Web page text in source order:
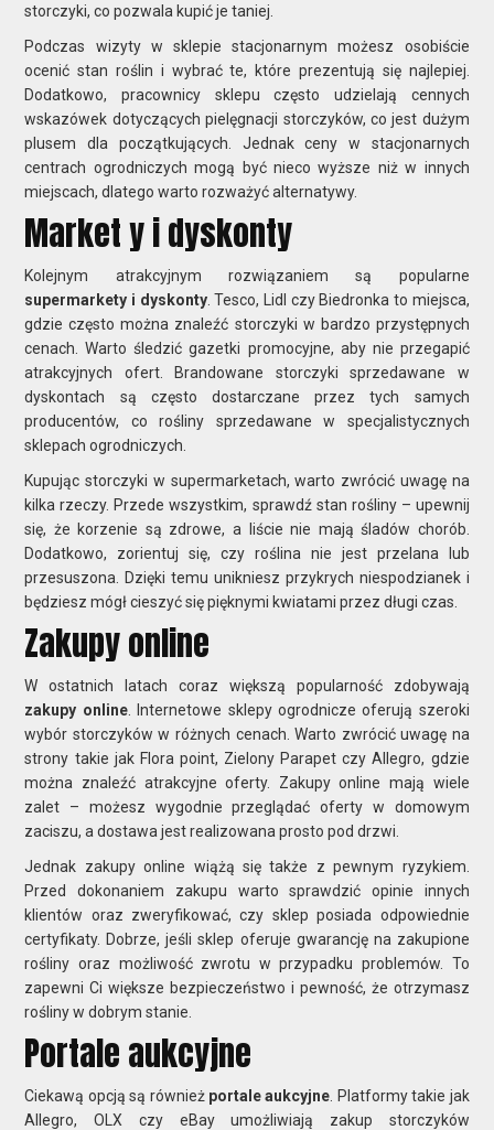
storczyki, co pozwala kupić je taniej.
Podczas wizyty w sklepie stacjonarnym możesz osobiście
ocenić stan roślin i wybrać te, które prezentują się najlepiej.
Dodatkowo, pracownicy sklepu często udzielają cennych
wskazówek dotyczących pielęgnacji storczyków, co jest dużym
plusem dla początkujących. Jednak ceny w stacjonarnych
centrach ogrodniczych mogą być nieco wyższe niż w innych
miejscach, dlatego warto rozważyć alternatywy.
Market y i dyskonty
Kolejnym atrakcyjnym rozwiązaniem są popularne
supermarkety i dyskonty. Tesco, Lidl czy Biedronka to miejsca,
gdzie często można znaleźć storczyki w bardzo przystępnych
cenach. Warto śledzić gazetki promocyjne, aby nie przegapić
atrakcyjnych ofert. Brandowane storczyki sprzedawane w
dyskontach są często dostarczane przez tych samych
producentów, co rośliny sprzedawane w specjalistycznych
sklepach ogrodniczych.
Kupując storczyki w supermarketach, warto zwrócić uwagę na
kilka rzeczy. Przede wszystkim, sprawdź stan rośliny – upewnij
się, że korzenie są zdrowe, a liście nie mają śladów chorób.
Dodatkowo, zorientuj się, czy roślina nie jest przelana lub
przesuszona. Dzięki temu unikniesz przykrych niespodzianek i
będziesz mógł cieszyć się pięknymi kwiatami przez długi czas.
Zakupy online
W ostatnich latach coraz większą popularność zdobywają
zakupy online. Internetowe sklepy ogrodnicze oferują szeroki
wybór storczyków w różnych cenach. Warto zwrócić uwagę na
strony takie jak Flora point, Zielony Parapet czy Allegro, gdzie
można znaleźć atrakcyjne oferty. Zakupy online mają wiele
zalet – możesz wygodnie przeglądać oferty w domowym
zaciszu, a dostawa jest realizowana prosto pod drzwi.
Jednak zakupy online wiążą się także z pewnym ryzykiem.
Przed dokonaniem zakupu warto sprawdzić opinie innych
klientów oraz zweryfikować, czy sklep posiada odpowiednie
certyfikaty. Dobrze, jeśli sklep oferuje gwarancję na zakupione
rośliny oraz możliwość zwrotu w przypadku problemów. To
zapewni Ci większe bezpieczeństwo i pewność, że otrzymasz
rośliny w dobrym stanie.
Portale aukcyjne
Ciekawą opcją są również portale aukcyjne . Platformy takie jak
Allegro, OLX czy eBay umożliwiają zakup storczyków